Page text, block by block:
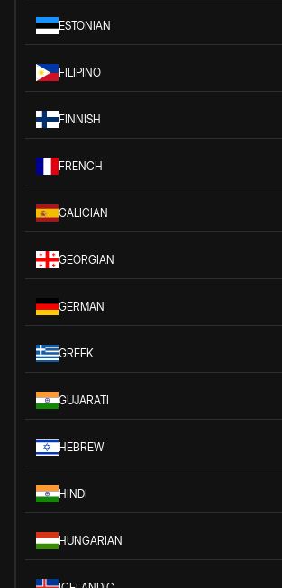
ESTONIAN
FILIPINO
FINNISH
FRENCH
GALICIAN
GEORGIAN
GERMAN
GREEK
GUJARATI
HEBREW
HINDI
HUNGARIAN